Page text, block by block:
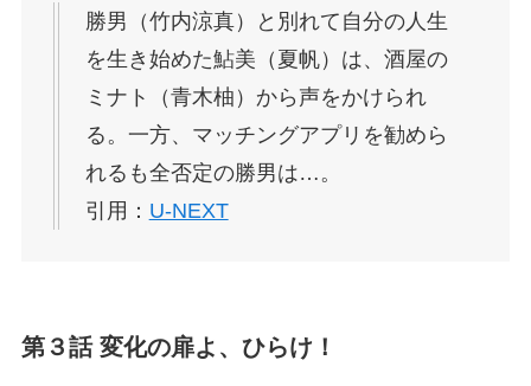
勝男（竹内涼真）と別れて自分の人生
を生き始めた鮎美（夏帆）は、酒屋の
ミナト（青木柚）から声をかけられ
る。一方、マッチングアプリを勧めら
れるも全否定の勝男は…。
引用： U-NEXT
第３話 変化の扉よ、ひらけ！